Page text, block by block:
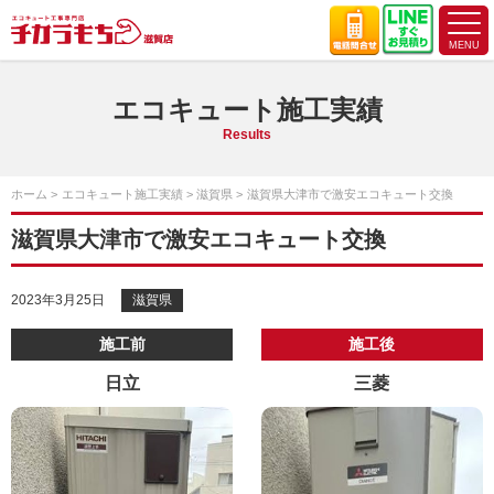
エコキュート施工実績
Results
ホーム エコキュート施工実績 滋賀県 滋賀県大津市で激安エコキュート交換
滋賀県大津市で激安エコキュート交換
2023年3月25日 滋賀県
施工前
日立
施工後
三菱